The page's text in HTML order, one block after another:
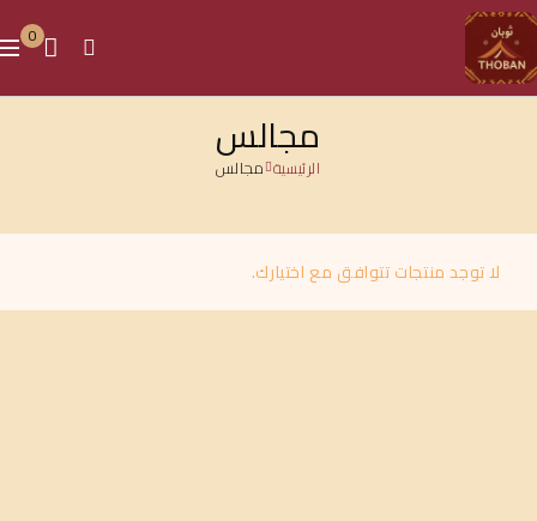
0
مجالس
الرئيسية مجالس
لا توجد منتجات تتوافق مع اختيارك.